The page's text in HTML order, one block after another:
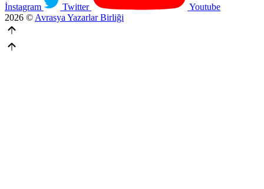
İnstagram Twitter
Youtube
2026 © Avrasya Yazarlar Birliği